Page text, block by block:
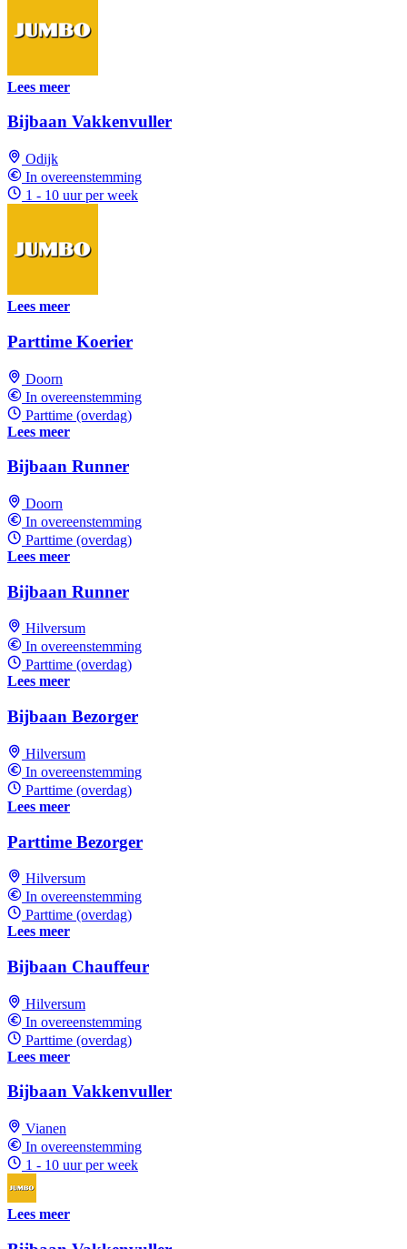
Lees meer
Bijbaan Vakkenvuller
Odijk
In overeenstemming
1 - 10 uur per week
Lees meer
Parttime Koerier
Doorn
In overeenstemming
Parttime (overdag)
Lees meer
Bijbaan Runner
Doorn
In overeenstemming
Parttime (overdag)
Lees meer
Bijbaan Runner
Hilversum
In overeenstemming
Parttime (overdag)
Lees meer
Bijbaan Bezorger
Hilversum
In overeenstemming
Parttime (overdag)
Lees meer
Parttime Bezorger
Hilversum
In overeenstemming
Parttime (overdag)
Lees meer
Bijbaan Chauffeur
Hilversum
In overeenstemming
Parttime (overdag)
Lees meer
Bijbaan Vakkenvuller
Vianen
In overeenstemming
1 - 10 uur per week
Lees meer